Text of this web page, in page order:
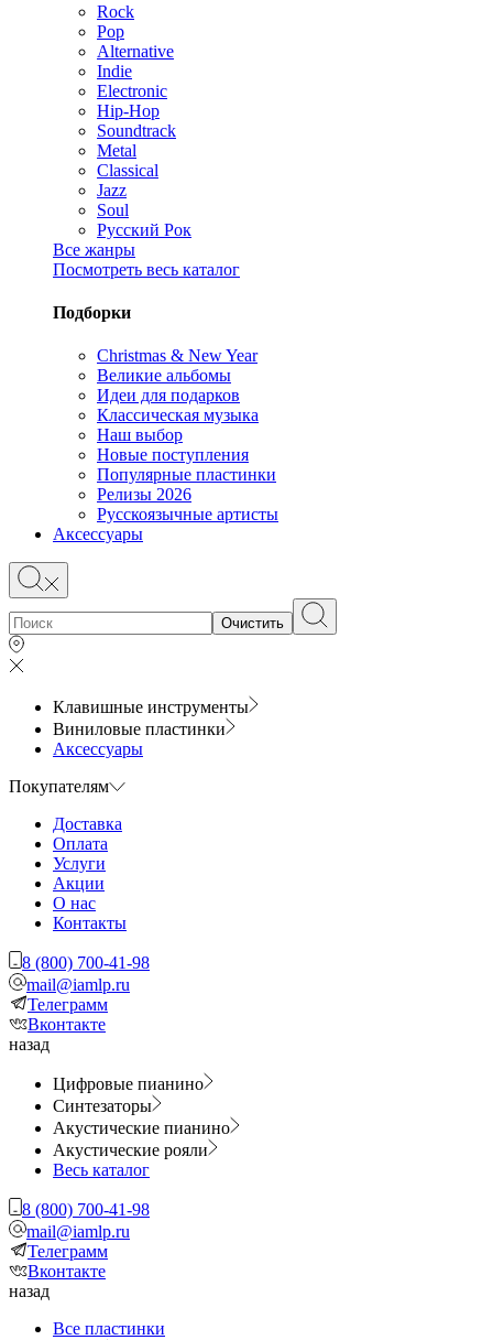
Rock
Pop
Alternative
Indie
Electronic
Hip-Hop
Soundtrack
Metal
Classical
Jazz
Soul
Русский Рок
Все жанры
Посмотреть весь каталог
Подборки
Christmas & New Year
Великие альбомы
Идеи для подарков
Классическая музыка
Наш выбор
Новые поступления
Популярные пластинки
Релизы 2026
Русскоязычные артисты
Аксессуары
Очистить
Клавишные инструменты
Виниловые пластинки
Аксессуары
Покупателям
Доставка
Оплата
Услуги
Акции
О нас
Контакты
8 (800) 700-41-98
mail@iamlp.ru
Телеграмм
Вконтакте
назад
Цифровые пианино
Синтезаторы
Акустические пианино
Акустические рояли
Весь каталог
8 (800) 700-41-98
mail@iamlp.ru
Телеграмм
Вконтакте
назад
Все пластинки